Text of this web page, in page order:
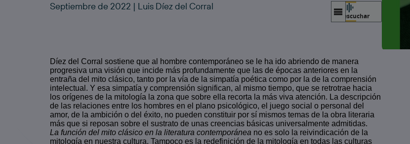
Septiembre de 2022 | Luis Díez del Corral
escuchar
Díez del Corral sostiene que al hombre contemporáneo se le ha ido abriendo de manera
progresiva una visión que incide más profundamente que las de épocas anteriores en la
entraña del mito clásico, tanto por la vía de la simpatía poética como por la de la comprensión
intelectual. Y esa simpatía y comprensión significan, al mismo tiempo, que se retrotrae hacia
los orígenes de la mitología la zona que sobre ella recorta la más viva atención. La descripción
de las relaciones entre los hombres en el plano psicológico, el juego social o personal del
amor, de la ambición o del éxito, no pueden constituir por sí mismos temas de la obra literaria
más que si reposan sobre el sustrato de unas creencias básicas universalmente admitidas.
La función del mito clásico en la literatura contemporánea no es solo la reivindicación de la
mitología en nuestra cultura. Tampoco es la redefinición de la mitología en todas las culturas